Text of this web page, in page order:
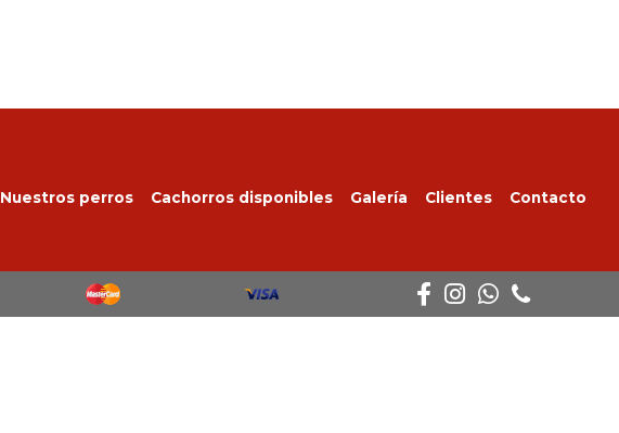
Nuestros perros Cachorros disponibles Galería Clientes Contacto